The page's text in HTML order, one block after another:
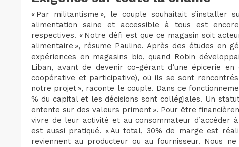
« Par militantisme », le couple souhaitait s’installer
alimentation saine et accessible à tous est
respectives. « Notre défi est que ce magasin soit
alimentaire », résume Pauline. Après des études en
expériences en magasins bio, quand Robin
Liban, avant de devenir co-gérant d’une épicerie
coopérative et participative), où ils se sont
notre projet », raconte le couple. Dans ce
% du capital et les décisions sont collégiales. Un
entente sur des valeurs priment ». Pour être
vivre de leur activité et au consommateur d’accéder
est aussi pratiqué. « Au total, 30% de marge est
reviennent au producteur ou au fournisseur. Nous